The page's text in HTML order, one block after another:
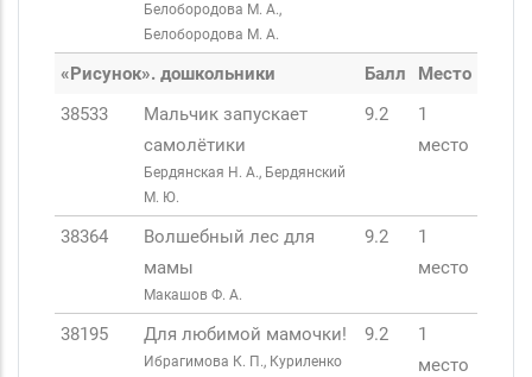
Белобородова М. А.,
Белобородова М. А.
«Рисунок». дошкольники Балл
Место
38533
Мальчик запускает
самолётики
Бердянская Н. А., Бердянский
М. Ю.
9.2
1
место
38364
Волшебный лес для
мамы
Макашов Ф. А.
9.2
1
место
38195 Для любимой мамочки!
Ибрагимова К. П., Куриленко
9.2
1
место